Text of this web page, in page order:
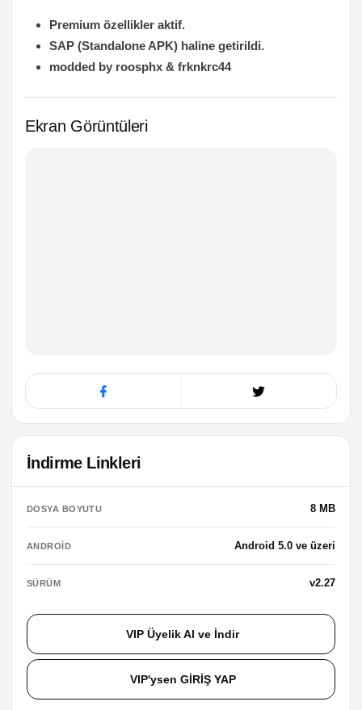
Premium özellikler aktif.
SAP (Standalone APK) haline getirildi.
modded by roosphx & frknkrc44
Ekran Görüntüleri
İndirme Linkleri
DOSYA BOYUTU 8 MB
ANDROID Android 5.0 ve üzeri
SÜRÜM v2.27
VIP Üyelik Al ve İndir
VIP'ysen GİRİŞ YAP